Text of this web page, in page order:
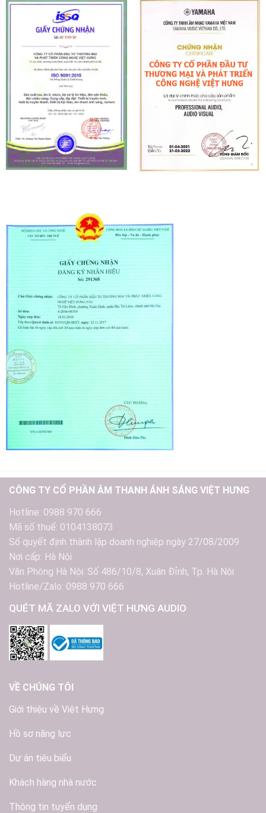
CÔNG TY CỔ PHẦN ÂM THANH ÁNH SÁNG VIỆT HƯNG
Hotline: 0988 970 666
Mã số thuế: 0104138073
Số quyết định thành lập doanh nghiệp ngày 27/08/2009
Nơi cấp: Hà Nội
Văn Phòng Hà Nội: Số 486/10/8, Xuân Đỉnh, Tp. Hà Nội
Hotline/Zalo: 0988 970 666
QUÉT MÃ ZALO VỚI VIỆT HƯNG AUDIO
VỀ CHÚNG TÔI
Giới thiệu về Việt Hưng
Hồ sơ năng lực
Dự án tiêu biểu
Khách hàng nhà nước
Thông tin tuyển dụng